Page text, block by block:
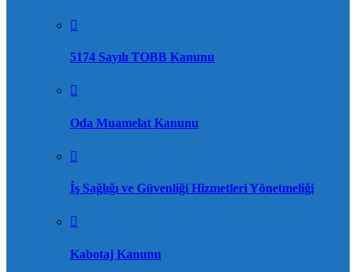
5174 Sayılı TOBB Kanunu
Oda Muamelat Kanunu
İş Sağlığı ve Güvenliği Hizmetleri Yönetmeliği
Kabotaj Kanunu